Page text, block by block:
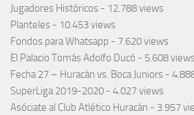
Jugadores Históricos - 12.788 views
Planteles - 10.453 views
Fondos para Whatsapp - 7.620 views
El Palacio Tomás Adolfo Ducó - 5.608
Fecha 27 – Huracán vs. Boca Juniors -
SuperLiga 2019-2020 - 4.027 views
Asóciate al Club Atlético Huracán - 3.957